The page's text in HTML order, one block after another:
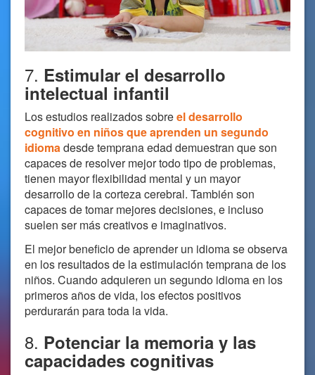
7. Estimular el desarrollo
intelectual infantil
Los estudios realizados sobreel desarrollo
cognitivo en niños que aprenden un segundo
idiomadesde temprana edad demuestran que son
capaces de resolver mejor todo tipo de problemas,
tienen mayor flexibilidad mental y un mayor
desarrollo de la corteza cerebral. También son
capaces de tomar mejores decisiones, e incluso
suelen ser más creativos e imaginativos.
El mejor beneficio de aprender un idioma se observa
en los resultados de la estimulación temprana de los
niños. Cuando adquieren un segundo idioma en los
primeros años de vida, los efectos positivos
perdurarán para toda la vida.
8. Potenciar la memoria y las
capacidades cognitivas